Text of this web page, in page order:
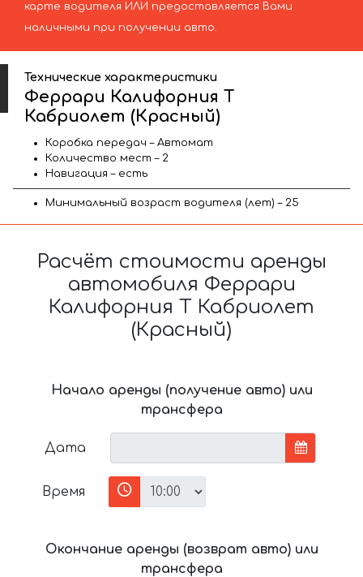
карте водителя ИЛИ предоставляется Вами
наличными при получении авто.
Технические характеристики
Феррари Калифорния Т
Кабриолет (Красный)
Коробка передач – Автомат
Количество мест – 2
Навигация – есть
Минимальный возраст водителя (лет) – 25
Расчёт стоимости аренды
автомобиля Феррари
Калифорния Т Кабриолет
(Красный)
Начало аренды (получение авто) или
трансфера
Дата
Время
Окончание аренды (возврат авто) или
трансфера